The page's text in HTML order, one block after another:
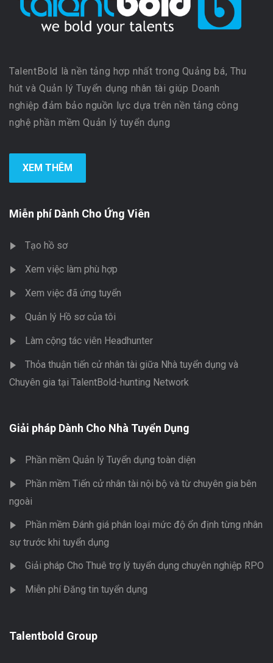
TalentBold là nền tảng hợp nhất trong Quảng bá, Thu
hút và Quản lý Tuyển dụng nhân tài giúp Doanh
nghiệp đảm bảo nguồn lực dựa trên nền tảng công
nghệ phần mềm Quản lý tuyển dụng
XEM THÊM
Miễn phí Dành Cho Ứng Viên
Tạo hồ sơ
Xem việc làm phù hợp
Xem việc đã ứng tuyển
Quản lý Hồ sơ của tôi
Làm cộng tác viên Headhunter
Thỏa thuận tiến cử nhân tài giữa Nhà tuyển dụng và
Chuyên gia tại TalentBold-hunting Network
Giải pháp Dành Cho Nhà Tuyển Dụng
Phần mềm Quản lý Tuyển dụng toàn diện
Phần mềm Tiến cử nhân tài nội bộ và từ chuyên gia bên
ngoài
Phần mềm Đánh giá phân loại mức độ ổn định từng nhân
sự trước khi tuyển dụng
Giải pháp Cho Thuê trợ lý tuyển dụng chuyên nghiệp RPO
Miễn phí Đăng tin tuyển dụng
Talentbold Group